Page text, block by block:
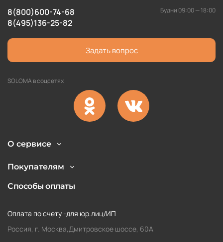
8(800)600-74-68
8(495)136-25-82
Будни 09:00 — 18:00
Задать вопрос
SOLOMA в соцсетях
О сервисе
Покупателям
Способы оплаты
Оплата по счету -для юр.лиц/ИП
Россия, г. Москва,Дмитровское шоссе, 60А